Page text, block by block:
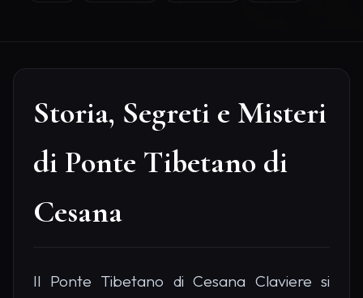
Storia, Segreti e Misteri
di Ponte Tibetano di
Cesana
Il Ponte Tibetano di Cesana Claviere si